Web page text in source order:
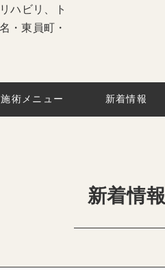
施術メニュー 新着情報
新着情報